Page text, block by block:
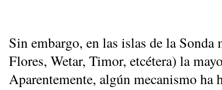
Sin embargo, en las islas de la
Flores, Wetar, Timor, etcétera) la
Aparentemente, algún mecanismo